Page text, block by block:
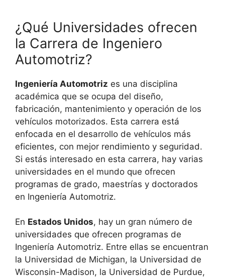
¿Qué Universidades ofrecen
la Carrera de Ingeniero
Automotriz?
Ingeniería Automotriz es una disciplina
académica que se ocupa del diseño,
fabricación, mantenimiento y operación de los
vehículos motorizados. Esta carrera está
enfocada en el desarrollo de vehículos más
eficientes, con mejor rendimiento y seguridad.
Si estás interesado en esta carrera, hay varias
universidades en el mundo que ofrecen
programas de grado, maestrías y doctorados
en Ingeniería Automotriz.
En Estados Unidos, hay un gran número de
universidades que ofrecen programas de
Ingeniería Automotriz. Entre ellas se encuentran
la Universidad de Michigan, la Universidad de
Wisconsin-Madison, la Universidad de Purdue,